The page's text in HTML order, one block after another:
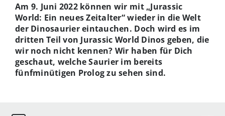
Am 9. Juni 2022 können wir mit „Jurassic
World: Ein neues Zeitalter“ wieder in die Welt
der Dinosaurier eintauchen. Doch wird es im
dritten Teil von Jurassic World Dinos geben, die
wir noch nicht kennen? Wir haben für Dich
geschaut, welche Saurier im bereits
fünfminütigen Prolog zu sehen sind.